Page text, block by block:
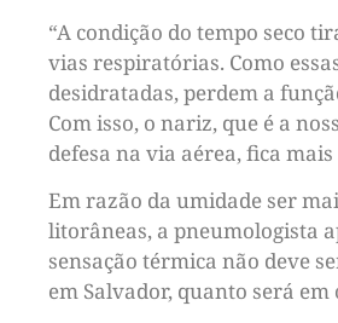
“A condição do tempo seco
vias respiratórias. Como
desidratadas, perdem a
Com isso, o nariz, que é a
defesa na via aérea, fica mais
Em razão da umidade ser
litorâneas, a pneumologista
sensação térmica não deve
em Salvador, quanto será em